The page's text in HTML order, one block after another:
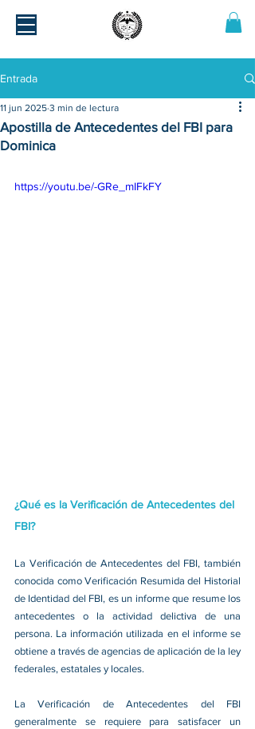
Entrada
Apostilla de Antecedentes del FBI para
Dominica
11 jun 2025 3 min de lectura
https://youtu.be/-GRe_mIFkFY
¿Qué es la Verificación de Antecedentes del
FBI?
La Verificación de Antecedentes del FBI, también
conocida como Verificación Resumida del Historial
de Identidad del FBI, es un informe que resume los
antecedentes o la actividad delictiva de una
persona. La información utilizada en el informe se
obtiene a través de agencias de aplicación de la ley
federales, estatales y locales.
La Verificación de Antecedentes del FBI
generalmente se requiere para satisfacer un